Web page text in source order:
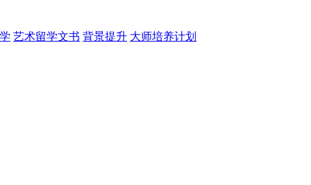
艺术留学文书 背景提升 大师培养计划